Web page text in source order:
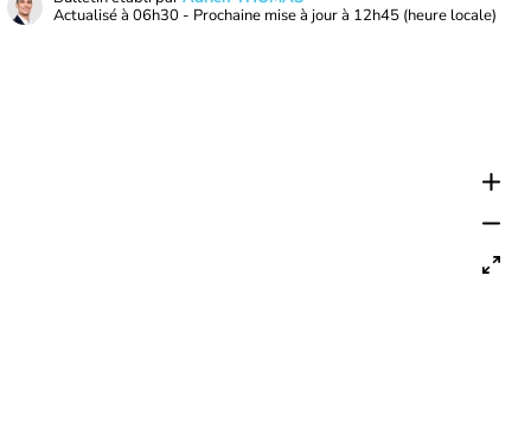
Actualisé à 06h30 - Prochaine mise à jour à 12h45 (heure locale)